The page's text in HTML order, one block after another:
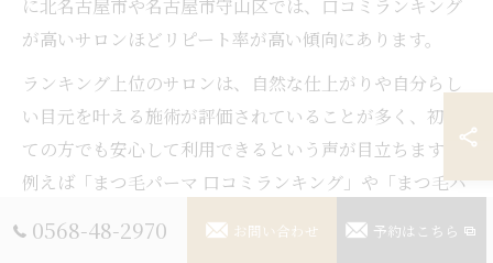
に北名古屋市や名古屋市守山区では、口コミランキング
が高いサロンほどリピート率が高い傾向にあります。
ランキング上位のサロンは、自然な仕上がりや自分らし
い目元を叶える施術が評価されていることが多く、初め
ての方でも安心して利用できるという声が目立ちます。
例えば「まつ毛パーマ 口コミランキング」や「まつ毛パ
0568-48-2970 お問い合わせ 予約はこちら